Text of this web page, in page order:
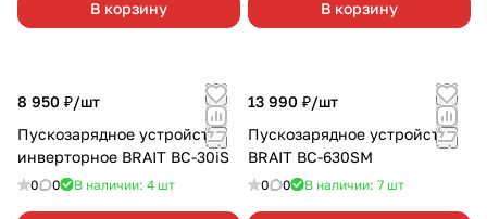
В корзину В корзину
8 950 ₽/шт
Пускозарядное устройство
инверторное BRAIT BC-30iS
0 0 В наличии: 4 шт
13 990 ₽/шт
Пускозарядное устройство
BRAIT BC-630SM
0 0 В наличии: 7 шт